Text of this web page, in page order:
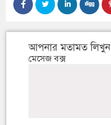
আপনার মতামত লিখুন
মেসেজ বক্স